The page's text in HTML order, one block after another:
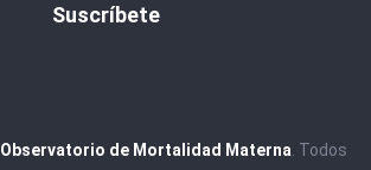
Suscríbete
Observatorio de Mortalidad Materna . Todos